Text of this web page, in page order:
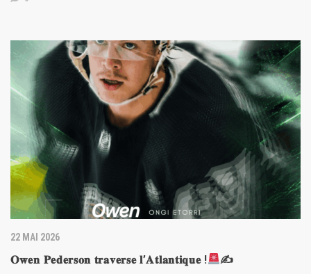
22 MAI 2026
𝐎𝐰𝐞𝐧 𝐏𝐞𝐝𝐞𝐫𝐬𝐨𝐧 𝐭𝐫𝐚𝐯𝐞𝐫𝐬𝐞 𝐥’𝐀𝐭𝐥𝐚𝐧𝐭𝐢𝐪𝐮𝐞 ! ✍